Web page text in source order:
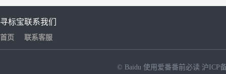
寻标宝
首页
联系我们
联系客服
© Baidu 使用爱番番前必读 沪ICP